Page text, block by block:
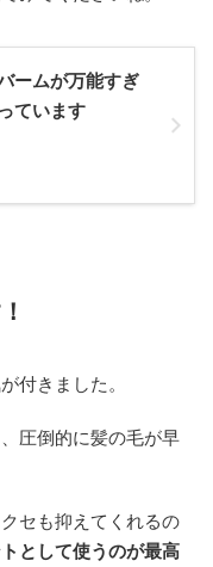
ームが万能すぎ
ています
付きました。
圧倒的に髪の毛が早
セも抑えてくれるの
として使うのが最高